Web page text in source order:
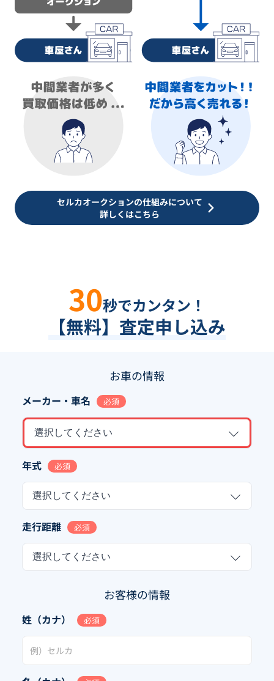
セルカオークションの仕組みについて
詳しくはこちら
30秒でカンタン！
【無料】査定申し込み
お車の情報
メーカー・車名 必須
選択してください
年式 必須
選択してください
走行距離 必須
選択してください
お客様の情報
姓（カナ） 必須